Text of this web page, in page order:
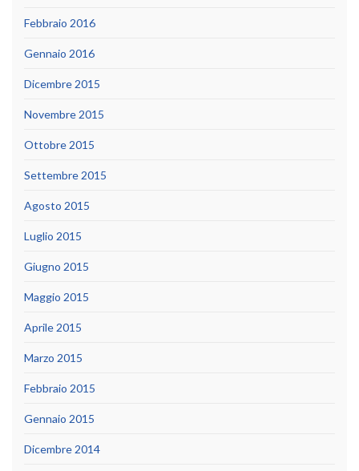
Febbraio 2016
Gennaio 2016
Dicembre 2015
Novembre 2015
Ottobre 2015
Settembre 2015
Agosto 2015
Luglio 2015
Giugno 2015
Maggio 2015
Aprile 2015
Marzo 2015
Febbraio 2015
Gennaio 2015
Dicembre 2014